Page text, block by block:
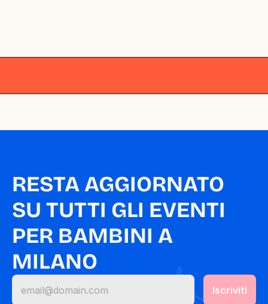
RESTA AGGIORNATO
SU TUTTI GLI EVENTI
PER BAMBINI A
MILANO